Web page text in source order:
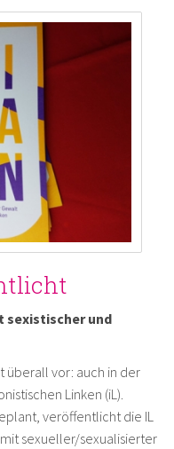
sexistischer und
vor: auch in der
Linken (iL).
veröffentlicht die IL
sexueller/sexualisierter